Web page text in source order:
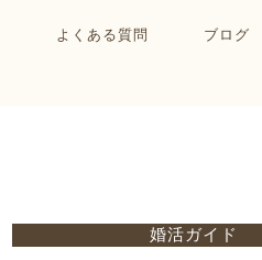
よくある質問 ブログ
婚活ガイド